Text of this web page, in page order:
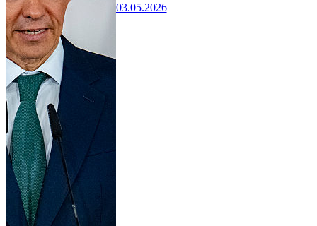
03.05.2026